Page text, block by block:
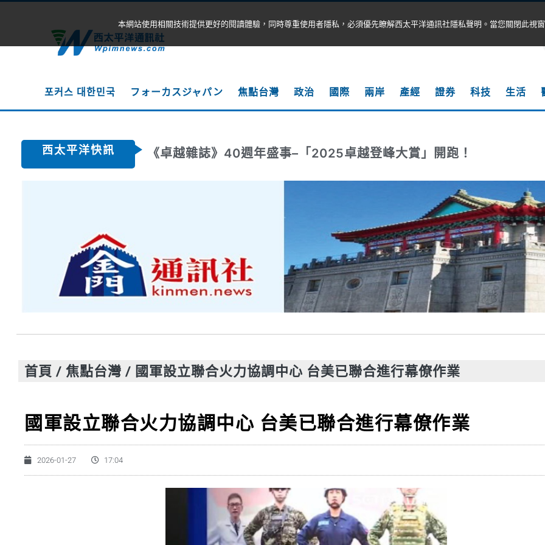
포커스 대한민국 フォーカスジャパン 焦點台灣 政治 國際 兩岸 產經 證券 科技 生活
西太平洋快訊 《卓越雜誌》40週年盛事–「2025卓越登峰大賞」開跑！
首頁 / 焦點台灣 / 國軍設立聯合火力協調中心 台美已聯合進行幕僚作業
國軍設立聯合火力協調中心 台美已聯合進行幕僚作業
2026-01-27 17:04
本網站使用相關技術提供更好的閱讀體驗，同時尊重使用者隱私，必須優先瞭解西太平洋通訊社隱私聲明。當您關閉此視